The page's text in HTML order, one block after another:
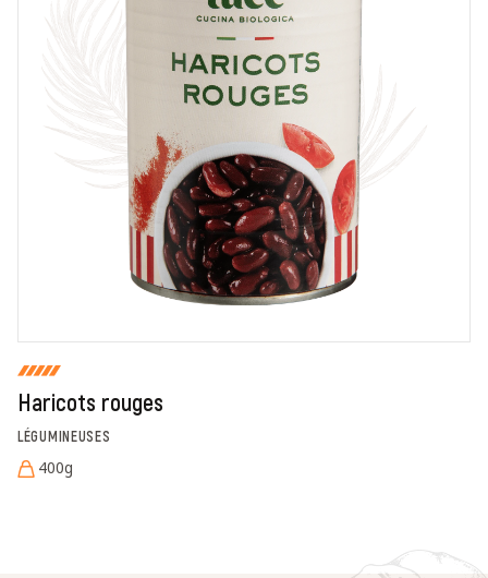
En cochant cette case, je donne mon accord pour que
markal utilise les données saisies dans ce formulaire
pour traiter et afficher le nom saisi, la note et le
commentaire de manière publique sur cette page. Pour
plus d'informations sur le traitement de ces données,
consulter la page des mentions légales. *
Fermer Envoyer
Haricots rouges
LÉGUMINEUSES
400g